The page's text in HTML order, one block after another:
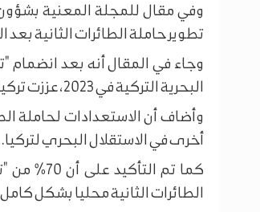
وفي مقال للمجلة المعنية بشؤون
تطوير حاملة الطائرات الثانية
وجاء في المقال أنه بعد انضمام
البحرية التركية في 2023، عززت تركيا قدراتها البحرية من خلال تطوير حاملة طائراتها الثانية.
وأضاف أن الاستعدادات لحاملة
أخرى في الاستقلال البحري لتركيا.
كما تم
الطائرات الثانية محليا بشكل